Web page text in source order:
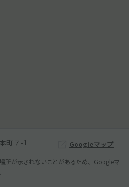
町７-1 Googleマップ
所が示されないことがあるため、Googleマ